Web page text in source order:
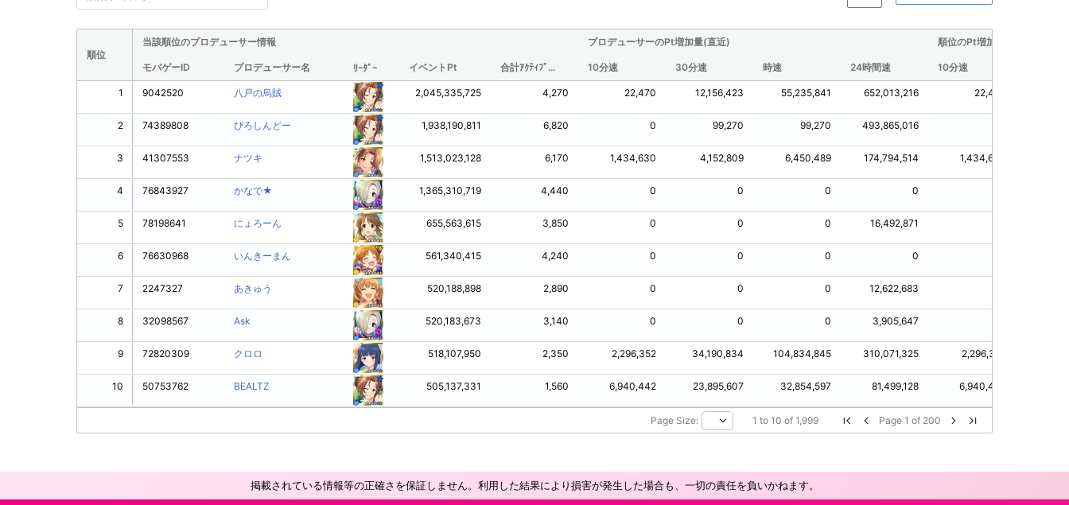
順位
当該順位のプロデューサー情報 プロデューサーのPt増加量(直近) 順位のPt増加量(直近)
モバゲーID プロデューサー名 ﾘｰﾀﾞｰ イベントPt 合計ｱｸﾃｨﾌﾞ時間(分/観測されたものからの推定値) 10分速 30分速 時速 24時間速 10分速
1
2
3
4
5
6
7
8
9
10
9042520 八戸の烏賊 2,045,335,725 4,270 22,470 12,156,423 55,235,841 652,013,216 22,470
74389808 ぴろしんどー 1,938,190,811 6,820 0 99,270 99,270 493,865,016
41307553 ナツキ 1,513,023,128 6,170 1,434,630 4,152,809 6,450,489 174,794,514 1,434,630
76843927 かなで★ 1,365,310,719 4,440 0 0 0 0
78198641 にょろーん 655,563,615 3,850 0 0 0 16,492,871
76630968 いんきーまん 561,340,415 4,240 0 0 0 0
2247327 あきゅう 520,188,898 2,890 0 0 0 12,622,683
32098567 Ask 520,183,673 3,140 0 0 0 3,905,647
72820309 クロロ 518,107,950 2,350 2,296,352 34,190,834 104,834,845 310,071,325 2,296,352
50753762 BEALTZ 505,137,331 1,560 6,940,442 23,895,607 32,854,597 81,499,128 6,940,442
Page Size: 1 to 10 of 1,999 Page 1 of 200
掲載されている情報等の正確さを保証しません。利用した結果により損害が発生した場合も、一切の責任を負いかねます。